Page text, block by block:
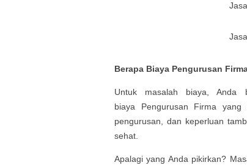
Berapa Biaya Pengurusan
Untuk masalah biaya, Anda
biaya Pengurusan Firma yang
pengurusan, dan keperluan
sehat.
Apalagi yang Anda pikirkan?